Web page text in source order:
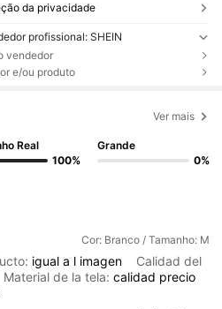
da privacidade
profissional: SHEIN
vendedor
e/ou produto
Ver mais
Real
100%
Grande
0%
Cor: Branco / Tamanho: M
iguala l imagen
Calidad del
Material de la tela:calidad precio